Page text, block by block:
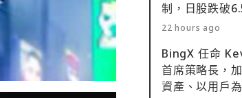
制，日股跌破
22 hours ago
BingX 任命
首席策略長，
資產、以用戶